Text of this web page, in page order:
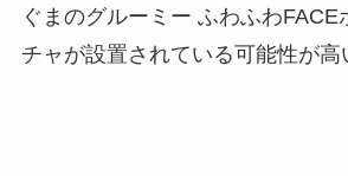
ぐまのグルーミー ふわふわ
チャが設置されている可能性が高